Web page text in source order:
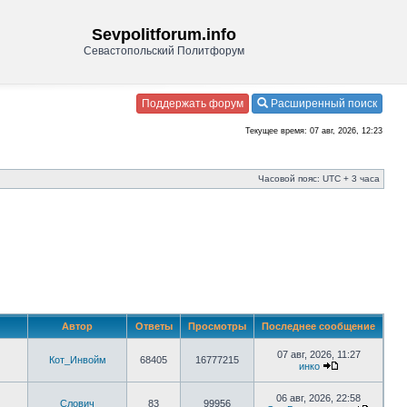
Sevpolitforum.info
Севастопольский Политфорум
Поддержать форум Расширенный поиск
Текущее время: 07 авг, 2026, 12:23
Часовой пояс: UTC + 3 часа
Автор Ответы Просмотры Последнее сообщение
Кот_Инвойм 68405 16777215
07 авг, 2026, 11:27
инко
Слович 83 99956
06 авг, 2026, 22:58